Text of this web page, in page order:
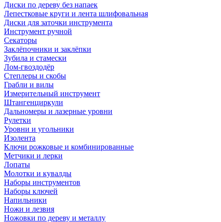
Диски по дереву без напаек
Лепестковые круги и лента шлифовальная
Диски для заточки инструмента
Инструмент ручной
Секаторы
Заклёпочники и заклёпки
Зубила и стамески
Лом-гвоздодёр
Степлеры и скобы
Грабли и вилы
Измерительный инструмент
Штангенциркули
Дальномеры и лазерные уровни
Рулетки
Уровни и угольники
Изолента
Ключи рожковые и комбинированные
Метчики и лерки
Лопаты
Молотки и кувалды
Наборы инструментов
Наборы ключей
Напильники
Ножи и лезвия
Ножовки по дереву и металлу